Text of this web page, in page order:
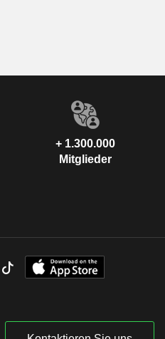
+ 1.300.000
Mitglieder